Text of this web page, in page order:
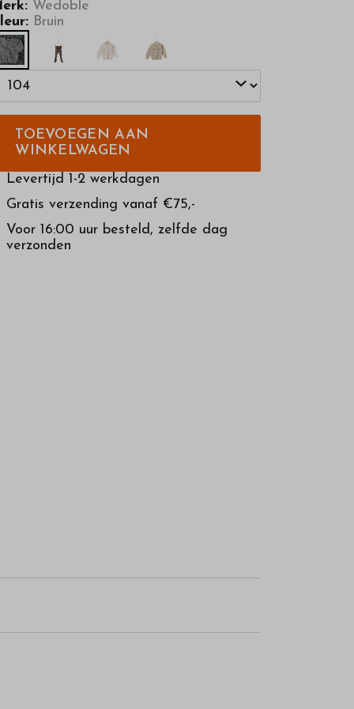
Wedoble
Bruin
TOEVOEGEN AAN
WINKELWAGEN
Levertijd 1-2 werkdagen
Gratis verzending vanaf €75,-
Voor 16:00 uur besteld, zelfde dag
verzonden